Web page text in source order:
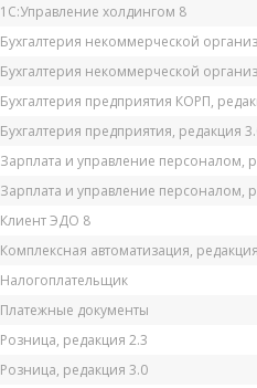
1С:Управление холдингом 8
Бухгалтерия некоммерческой
Бухгалтерия некоммерческой
Бухгалтерия предприятия КОРП,
Бухгалтерия предприятия, редакция
Зарплата и управление персоналом,
Зарплата и управление персоналом,
Клиент ЭДО 8
Комплексная автоматизация,
Налогоплательщик
Платежные документы
Розница, редакция 2.3
Розница, редакция 3.0